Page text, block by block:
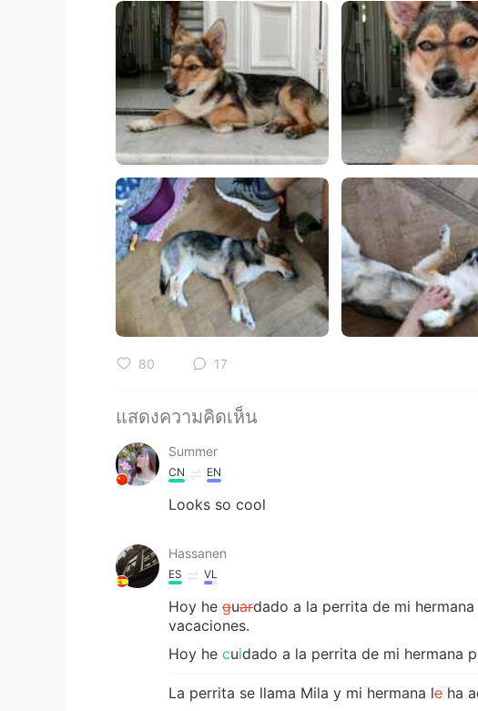
80 17
แสดงความคิดเห็น
Summer
CN EN
Looks so cool
Hassanen
ES VL
Hoy he guardado a la perrita de mi
vacaciones.
Hoy he cuidado a la perrita de mi hermana
La perrita se llama Mila y mi hermana le ha